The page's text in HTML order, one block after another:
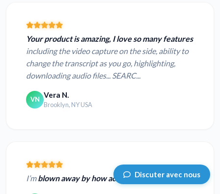
Your product is amazing, I love so many features
including the video capture on the side, ability to
change the transcript as you go, highlighting,
downloading audio files... SEARC...
VN Vera N.
Brooklyn, NY USA
I’mblown away by how accurate it was.Discuter avec nous